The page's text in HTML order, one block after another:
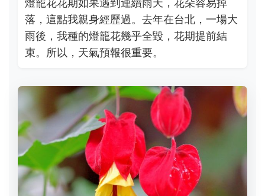
燈籠花花期如果遇到連續雨天，花朵容易掉
落，這點我親身經歷過。去年在台北，一場大
雨後，我種的燈籠花幾乎全毀，花期提前結
束。所以，天氣預報很重要。